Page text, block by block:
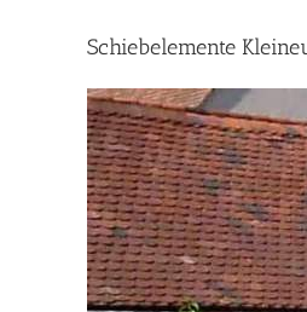
Schiebelemente